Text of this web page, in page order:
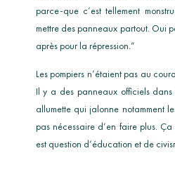
parce-que c’est tellement
mettre des panneaux partout. Oui
après pour la répression.”
Les pompiers n’étaient pas au
Il y a des panneaux officiels
allumette qui jalonne notamment
pas nécessaire d’en faire plus.
est question d’éducation et de